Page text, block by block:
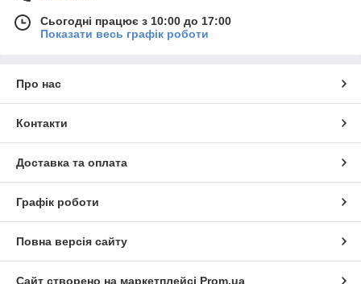
Сьогодні працює з 10:00 до 17:00
Показати весь графік роботи
Про нас
Контакти
Доставка та оплата
Графік роботи
Повна версія сайту
Сайт створено на маркетплейсі Prom.ua